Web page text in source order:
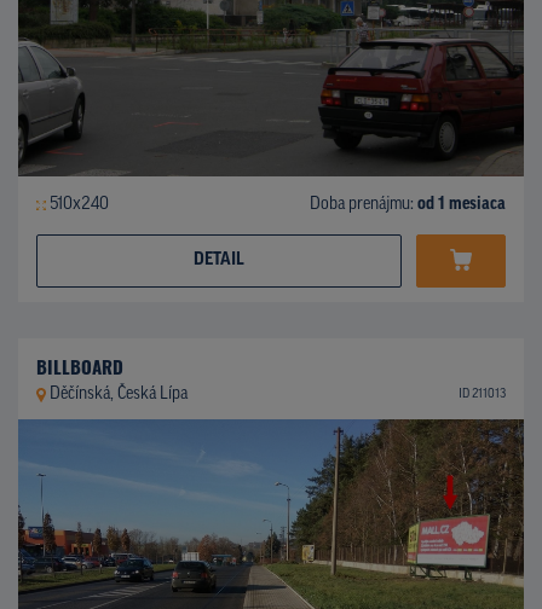
510x240 Doba prenájmu: od 1 mesiaca
DETAIL
BILLBOARD
Děčínská, Česká Lípa ID 211013